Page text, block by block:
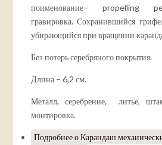
поименование– propelling
гравировка. Сохранившийся
убирающийся при вращении
Без потерь серебряного покрытия.
Длина – 6,2 см.
Металл, серебрение, литье,
монтировка.
Подробнеео Карандаш